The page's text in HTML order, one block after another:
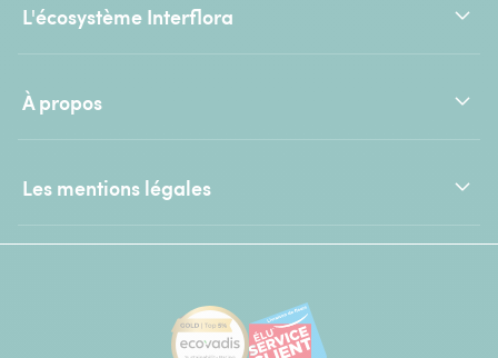
L'écosystème Interflora
À propos
Les mentions légales